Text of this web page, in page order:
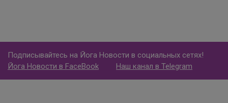
Подписывайтесь на Йога Новости в социальных сетях!
Йога Новости в FaceBook
Наш канал в Telegram